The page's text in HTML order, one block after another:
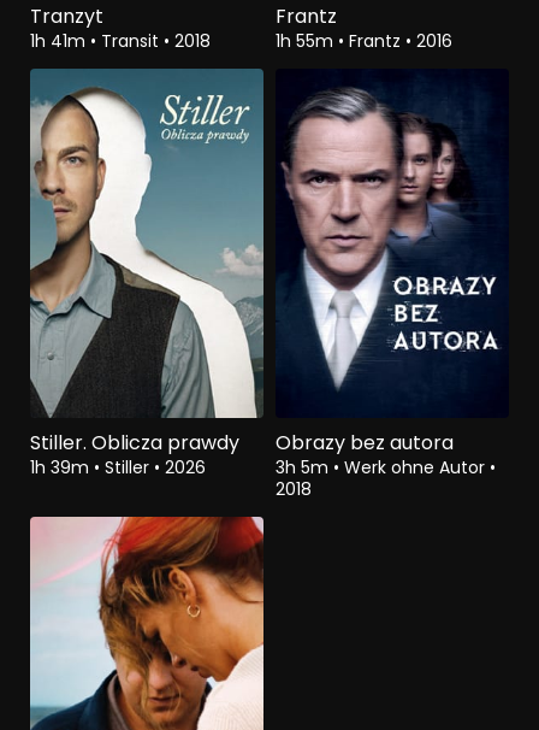
Tranzyt
1h 41m • Transit • 2018
Frantz
1h 55m • Frantz • 2016
Stiller. Oblicza prawdy
1h 39m • Stiller • 2026
Obrazy bez autora
3h 5m • Werk ohne Autor •
2018